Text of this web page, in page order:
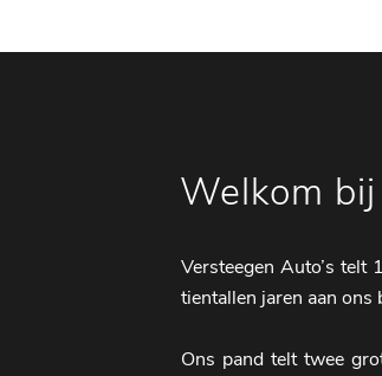
Welkom
Versteegen Auto’s telt
tientallen jaren aan ons
Ons pand telt twee